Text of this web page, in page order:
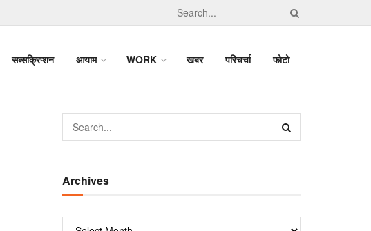
सब्सक्रिप्शन आयाम WORK खबर परिचर्चा फोटो
Archives